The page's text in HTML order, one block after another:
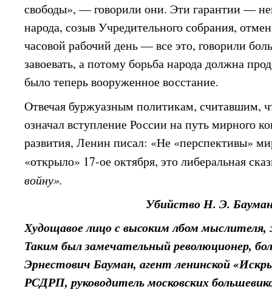
свободы», — говорили они. Эти гарантии —
народа, созыв Учредительного собрания,
часовой рабочий день — все это, говорили
завоевать, а потому борьба народа должна
было теперь вооруженное восстание.
Отвечая буржуазным политикам, считавшим,
означал вступление России на путь мирного
развития, Ленин писал: «Не «перспективы»
«открыло» 17-ое октября, это либеральная
войну».
Убийство Н. Э.
Худощавое лицо с высоким лбом
Таким был замечательный революционер,
Эрнестович Бауман, агент ленинской
РСДРП, руководитель московских